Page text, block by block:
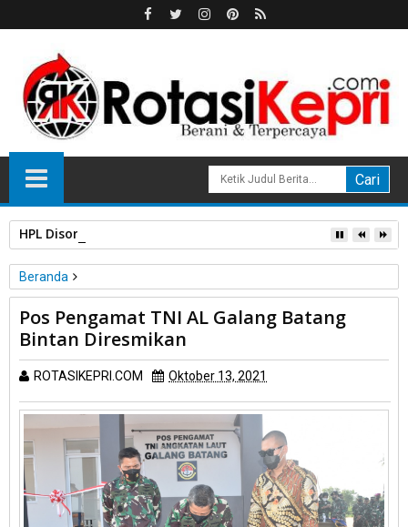
HPL Disorot, PT Sosor Tala Jaya Tolak Perluasan Kampung
Beranda
Unlabelled
Pos Pengamat TNI AL Galang Batang Bintan Diresmikan
Pos Pengamat TNI AL Galang Batang
Bintan Diresmikan
ROTASIKEPRI.COM Oktober 13, 2021